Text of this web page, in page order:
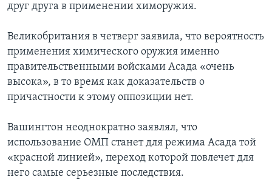
друг друга в применении химоружия.
Великобритания в четверг заявила, что вероятность
применения химического оружия именно
правительственными войсками Асада «очень
высока», в то время как доказательств о
причастности к этому оппозиции нет.
Вашингтон неоднократно заявлял, что
использование ОМП станет для режима Асада той
«красной линией», переход которой повлечет для
него самые серьезные последствия.